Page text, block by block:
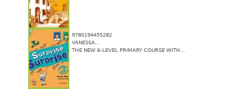
9780194455282
VANESSA...
THE NEW 6-LEVEL PRIMARY COURSE WITH...